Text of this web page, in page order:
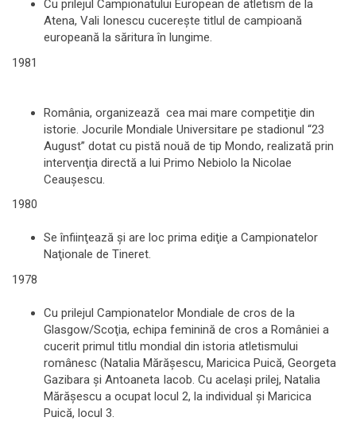
Cu prilejul Campionatului European de atletism de la
Atena, Vali Ionescu cucereşte titlul de campioană
europeană la săritura în lungime.
1981
România, organizează cea mai mare competiţie din
istorie. Jocurile Mondiale Universitare pe stadionul “23
August” dotat cu pistă nouă de tip Mondo, realizată prin
intervenţia directă a lui Primo Nebiolo la Nicolae
Ceauşescu.
1980
Se înfiinţează şi are loc prima ediţie a Campionatelor
Naţionale de Tineret.
1978
Cu prilejul Campionatelor Mondiale de cros de la
Glasgow/Scoţia, echipa feminină de cros a României a
cucerit primul titlu mondial din istoria atletismului
românesc (Natalia Mărăşescu, Maricica Puică, Georgeta
Gazibara şi Antoaneta Iacob. Cu acelaşi prilej, Natalia
Mărăşescu a ocupat locul 2, la individual şi Maricica
Puică, locul 3.